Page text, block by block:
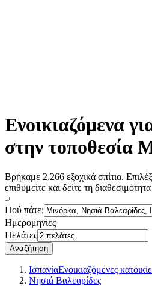
Ενοικιαζόμενα
στην τοποθεσία
Βρήκαμε 2.266 εξοχικά σπίτια.
επιθυμείτε και δείτε τη διαθεσιμότητα
Πού πάτε;
Ημερομηνίες
Πελάτες
Αναζήτηση
ΙσπανίαΕνοικιαζόμενες
Νησιά Βαλεαρίδες